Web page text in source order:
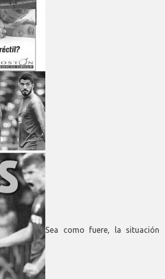
Sea como fuere, la situación